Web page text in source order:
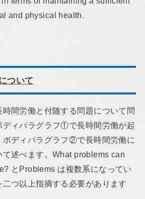
and physical health.
ついて
間労働と付随する問題について問
ディパラグラフ①で長時間労働が起
ボディパラグラフ②で長時間労働に
て述べます。What problems can
とProblems は複数系になってい
二つ以上指摘する必要があります